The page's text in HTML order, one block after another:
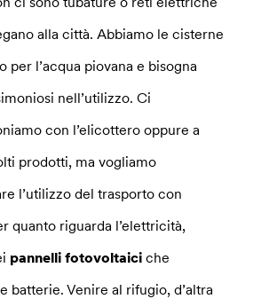
alla città. Abbiamo le cisterne
per l’acqua piovana e bisogna
nell’utilizzo. Ci
con l’elicottero oppure a
prodotti, ma vogliamo
l’utilizzo del trasporto con
quanto riguarda l’elettricità,
pannelli fotovoltaici che
batterie. Venire al rifugio, d’altra